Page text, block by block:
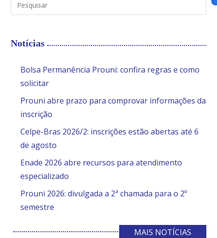
Notícias
Bolsa Permanência Prouni: confira regras e como
solicitar
Prouni abre prazo para comprovar informações da
inscrição
Celpe-Bras 2026/2: inscrições estão abertas até 6
de agosto
Enade 2026 abre recursos para atendimento
especializado
Prouni 2026: divulgada a 2ª chamada para o 2º
semestre
MAIS NOTÍCIAS